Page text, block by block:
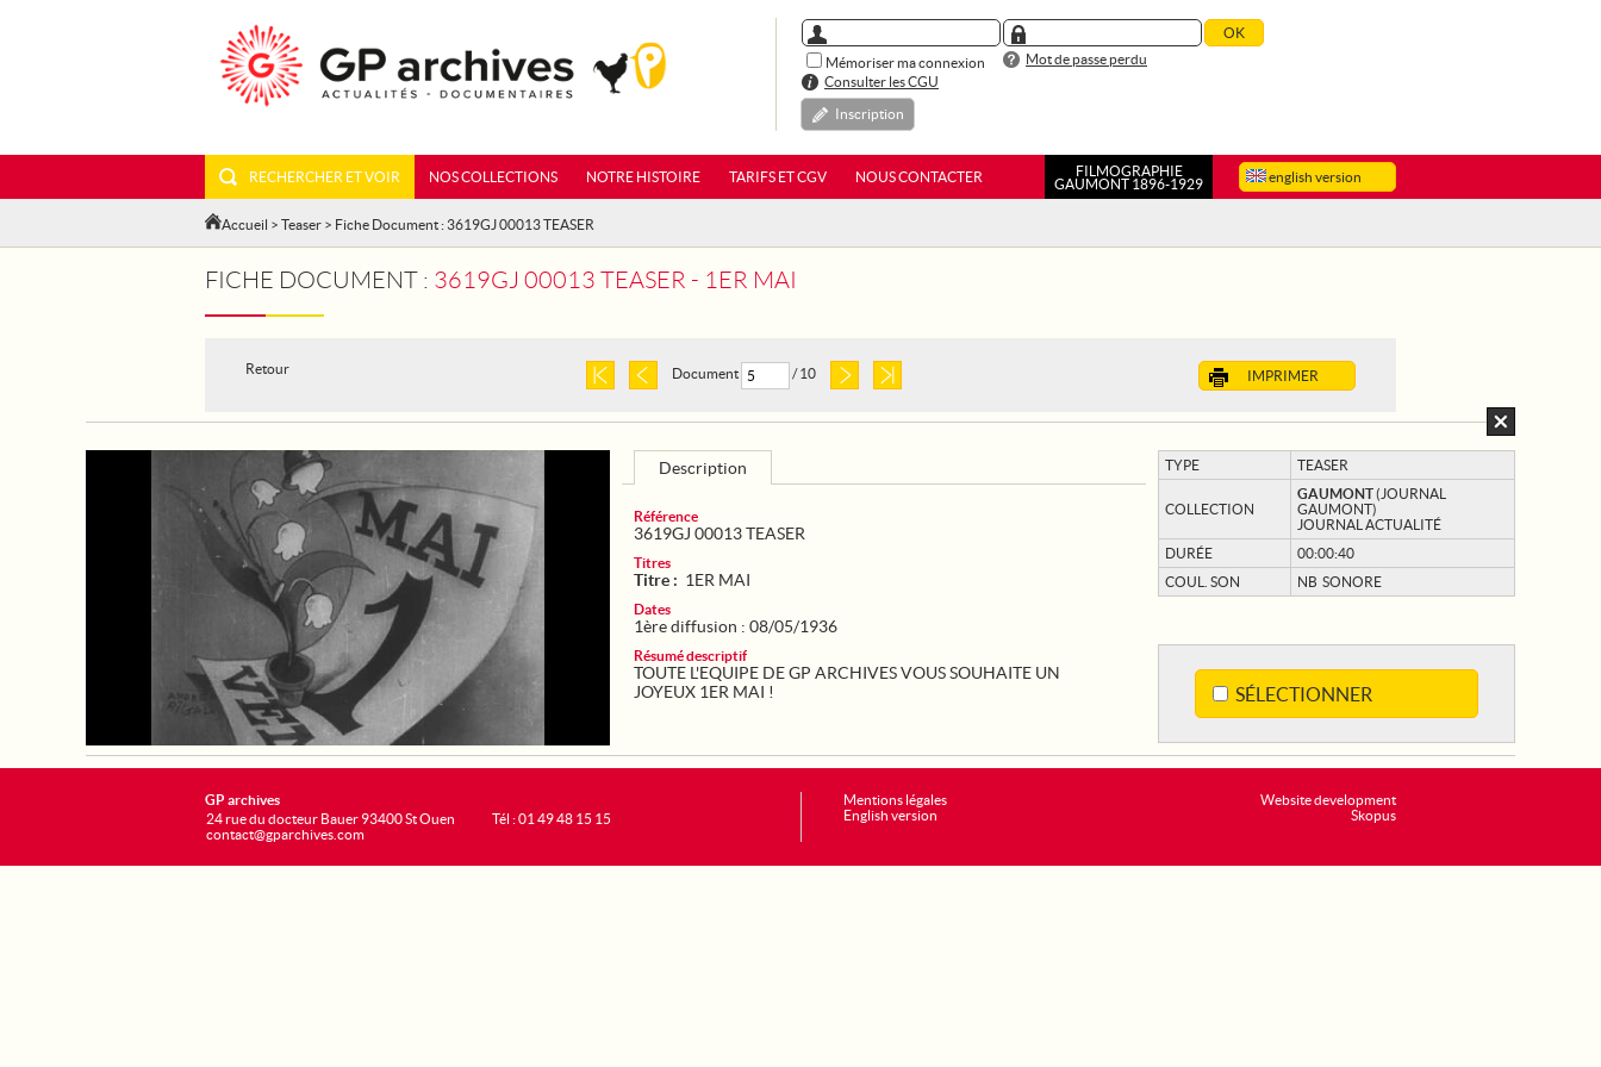
Mémoriser ma connexion
Mot de passe perdu
Consulter les CGU
Inscription
english version
RECHERCHER ET VOIR NOS COLLECTIONS NOTRE HISTOIRE TARIFS ET CGV NOUS CONTACTER
FILMOGRAPHIE
GAUMONT 1896-1929
Accueil > Teaser > Fiche Document : 3619GJ 00013 TEASER
FICHE DOCUMENT : 3619GJ 00013 TEASER - 1ER MAI
Retour IMPRIMER
Document / 10
TYPE TEASER
COLLECTION
GAUMONT(JOURNAL
GAUMONT)
JOURNAL ACTUALITÉ
DURÉE
00:00:40
COUL. SON
NB SONORE
SÉLECTIONNER
Description
Référence
3619GJ 00013 TEASER
Titres
Titre : 1ER MAI
Dates
1ère diffusion : 08/05/1936
Résumé descriptif
TOUTE L'EQUIPE DE GP ARCHIVES VOUS SOUHAITE UN
JOYEUX 1ER MAI !
Website development
Skopus
GP archives
24 rue du docteur Bauer 93400 St Ouen
contact@gparchives.com
Tél : 01 49 48 15 15
Mentions légales
English version